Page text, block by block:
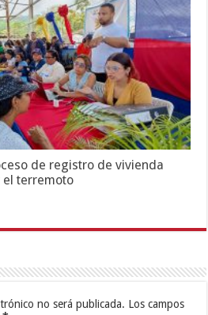
de registro de vivienda
el terremoto
no será publicada. Los campos